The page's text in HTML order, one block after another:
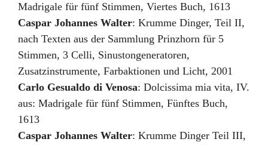
Madrigale für fünf Stimmen, Viertes Buch, 1613
Caspar Johannes Walter: Krumme Dinger, Teil II,
nach Texten aus der Sammlung Prinzhorn für 5
Stimmen, 3 Celli, Sinustongeneratoren,
Zusatzinstrumente, Farbaktionen und Licht, 2001
Carlo Gesualdo di Venosa: Dolcissima mia vita, IV.
aus: Madrigale für fünf Stimmen, Fünftes Buch,
1613
Caspar Johannes Walter: Krumme Dinger Teil III,